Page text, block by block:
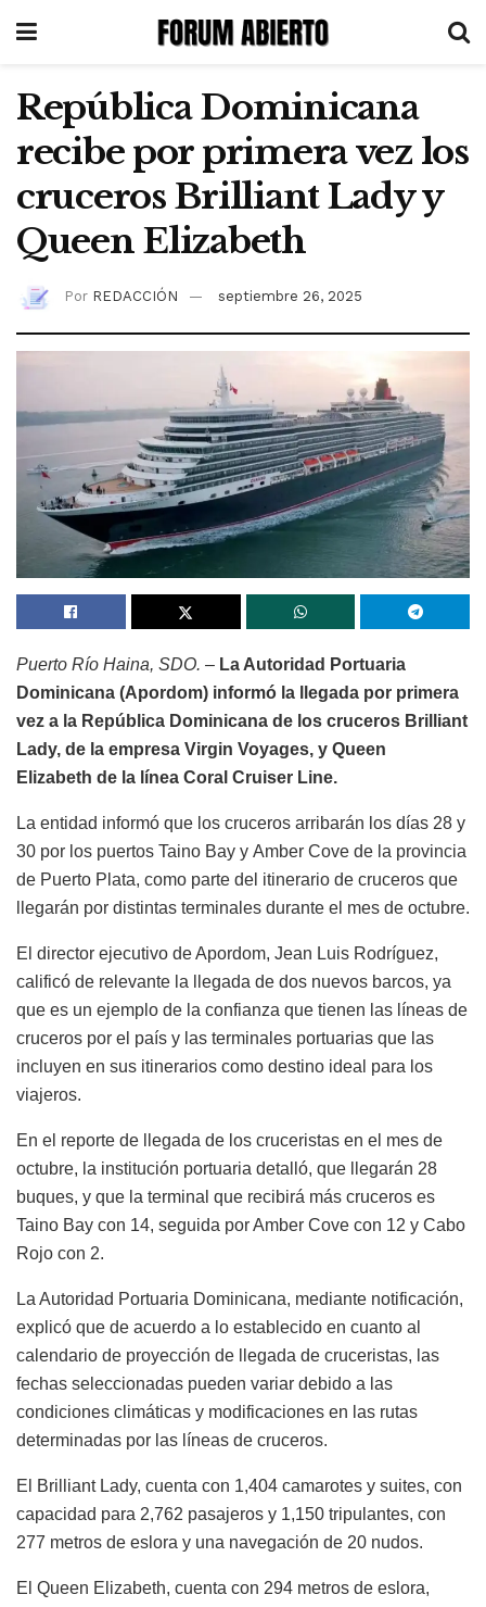
República Dominicana
recibe por primera vez los
cruceros Brilliant Lady y
Queen Elizabeth
Por REDACCIÓN septiembre 26, 2025
Puerto Río Haina, SDO. – La Autoridad Portuaria
Dominicana (Apordom) informó la llegada por primera
vez a la República Dominicana de los cruceros Brilliant
Lady, de la empresa Virgin Voyages, y Queen
Elizabeth de la línea Coral Cruiser Line.
La entidad informó que los cruceros arribarán los días 28 y
30 por los puertos Taino Bay y Amber Cove de la provincia
de Puerto Plata, como parte del itinerario de cruceros que
llegarán por distintas terminales durante el mes de octubre.
El director ejecutivo de Apordom, Jean Luis Rodríguez,
calificó de relevante la llegada de dos nuevos barcos, ya
que es un ejemplo de la confianza que tienen las líneas de
cruceros por el país y las terminales portuarias que las
incluyen en sus itinerarios como destino ideal para los
viajeros.
En el reporte de llegada de los cruceristas en el mes de
octubre, la institución portuaria detalló, que llegarán 28
buques, y que la terminal que recibirá más cruceros es
Taino Bay con 14, seguida por Amber Cove con 12 y Cabo
Rojo con 2.
La Autoridad Portuaria Dominicana, mediante notificación,
explicó que de acuerdo a lo establecido en cuanto al
calendario de proyección de llegada de cruceristas, las
fechas seleccionadas pueden variar debido a las
condiciones climáticas y modificaciones en las rutas
determinadas por las líneas de cruceros.
El Brilliant Lady, cuenta con 1,404 camarotes y suites, con
capacidad para 2,762 pasajeros y 1,150 tripulantes, con
277 metros de eslora y una navegación de 20 nudos.
El Queen Elizabeth, cuenta con 294 metros de eslora,